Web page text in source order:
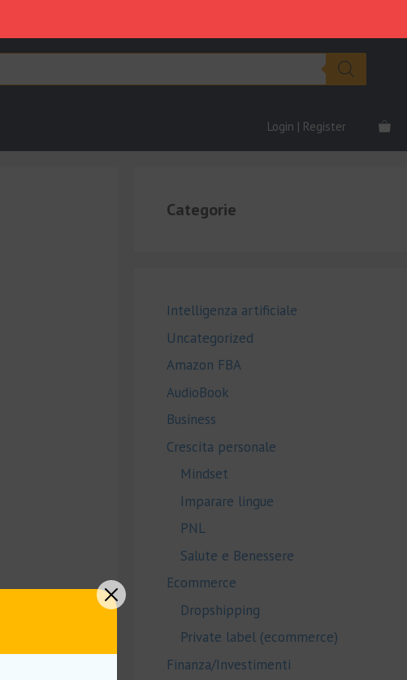
Login | Register
Categorie
Intelligenza artificiale
Uncategorized
Amazon FBA
AudioBook
Business
Crescita personale
Mindset
Imparare lingue
PNL
Salute e Benessere
Ecommerce
Dropshipping
Private label (ecommerce)
Finanza/Investimenti